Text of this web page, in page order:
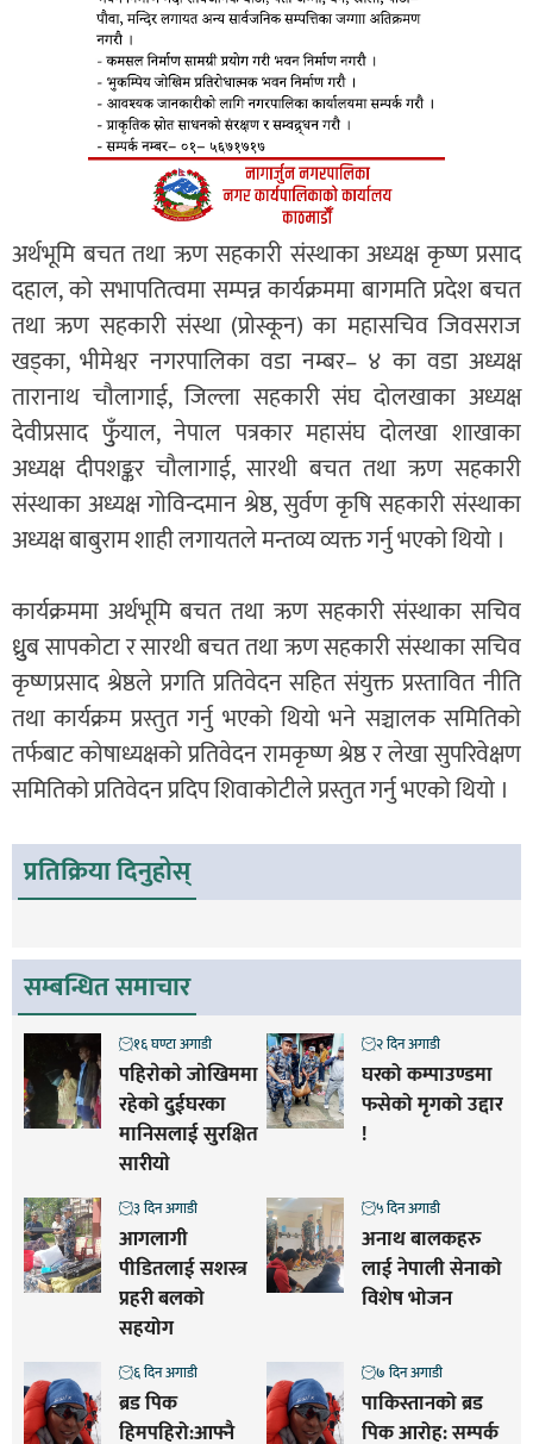
अर्थभूमि बचत तथा ऋण सहकारी संस्थाका अध्यक्ष कृष्ण प्रसाद
दहाल, को सभापतित्वमा सम्पन्न कार्यक्रममा बागमति प्रदेश बचत
तथा ऋण सहकारी संस्था (प्रोस्कून) का महासचिव जिवसराज
खड्का, भीमेश्वर नगरपालिका वडा नम्बर– ४ का वडा अध्यक्ष
तारानाथ चौलागाई, जिल्ला सहकारी संघ दोलखाका अध्यक्ष
देवीप्रसाद फुुँयाल, नेपाल पत्रकार महासंघ दोलखा शाखाका
अध्यक्ष दीपशङ्कर चौलागाई, सारथी बचत तथा ऋण सहकारी
संस्थाका अध्यक्ष गोविन्दमान श्रेष्ठ, सुर्वण कृषि सहकारी संस्थाका
अध्यक्ष बाबुराम शाही लगायतले मन्तव्य व्यक्त गर्नु भएको थियो ।
कार्यक्रममा अर्थभूमि बचत तथा ऋण सहकारी संस्थाका सचिव
ध्रुुब सापकोटा र सारथी बचत तथा ऋण सहकारी संस्थाका सचिव
कृष्णप्रसाद श्रेष्ठले प्रगति प्रतिवेदन सहित संयुक्त प्रस्तावित नीति
तथा कार्यक्रम प्रस्तुत गर्नु भएको थियो भने सञ्चालक समितिको
तर्फबाट कोषाध्यक्षको प्रतिवेदन रामकृष्ण श्रेष्ठ र लेखा सुपरिवेक्षण
समितिको प्रतिवेदन प्रदिप शिवाकोटीले प्रस्तुत गर्नु भएको थियो ।
प्रतिक्रिया दिनुहोस्
सम्बन्धित समाचार
पहिराेकाे जाेखिममा
रहेकाे दुईघरका
मानिसलाई सुरक्षित
सारीयाे
१६ घण्टा अगाडी
घरको कम्पाउण्डमा
फसेको मृगको उद्दार
!
२ दिन अगाडी
आगलागी
पीडितलाई सशस्त्र
प्रहरी बलको
सहयोग
३ दिन अगाडी
अनाथ बालकहरु
लाई नेपाली सेनाको
विशेष भोजन
५ दिन अगाडी
ब्रड पिक
हिमपहिरो:आफ्नै
६ दिन अगाडी
पाकिस्तानको ब्रड
पिक आरोह‌‌: सम्पर्क
७ दिन अगाडी